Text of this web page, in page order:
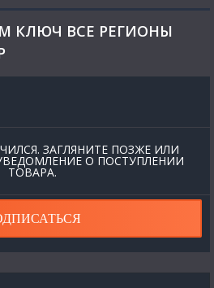
КЛЮЧ ВСЕ РЕГИОНЫ
ЗАГЛЯНИТЕ ПОЗЖЕ ИЛИ
О ПОСТУПЛЕНИИ
ТОВАРА.